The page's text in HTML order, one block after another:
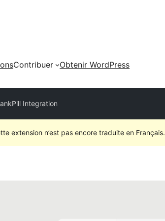
Contribuer
Obtenir WordPress
Integration
extension n’est pas encore traduite en Français.